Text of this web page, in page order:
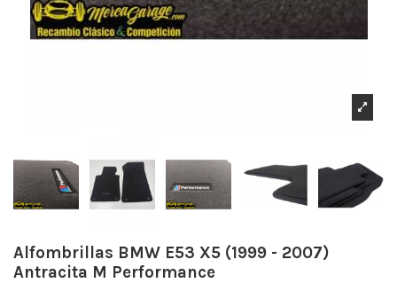
Alfombrillas BMW E53 X5 (1999 - 2007)
Antracita M Performance